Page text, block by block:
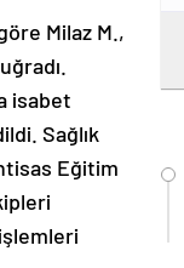
Milaz M.,
isabet
Sağlık
Eğitim